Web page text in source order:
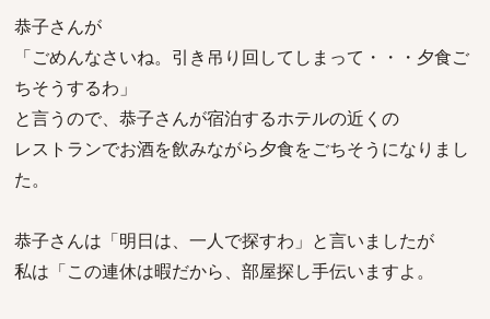
恭子さんが
「ごめんなさいね。引き吊り回してしまって・・・夕食ご
ちそうするわ」
と言うので、恭子さんが宿泊するホテルの近くの
レストランでお酒を飲みながら夕食をごちそうになりまし
た。
恭子さんは「明日は、一人で探すわ」と言いましたが
私は「この連休は暇だから、部屋探し手伝いますよ。